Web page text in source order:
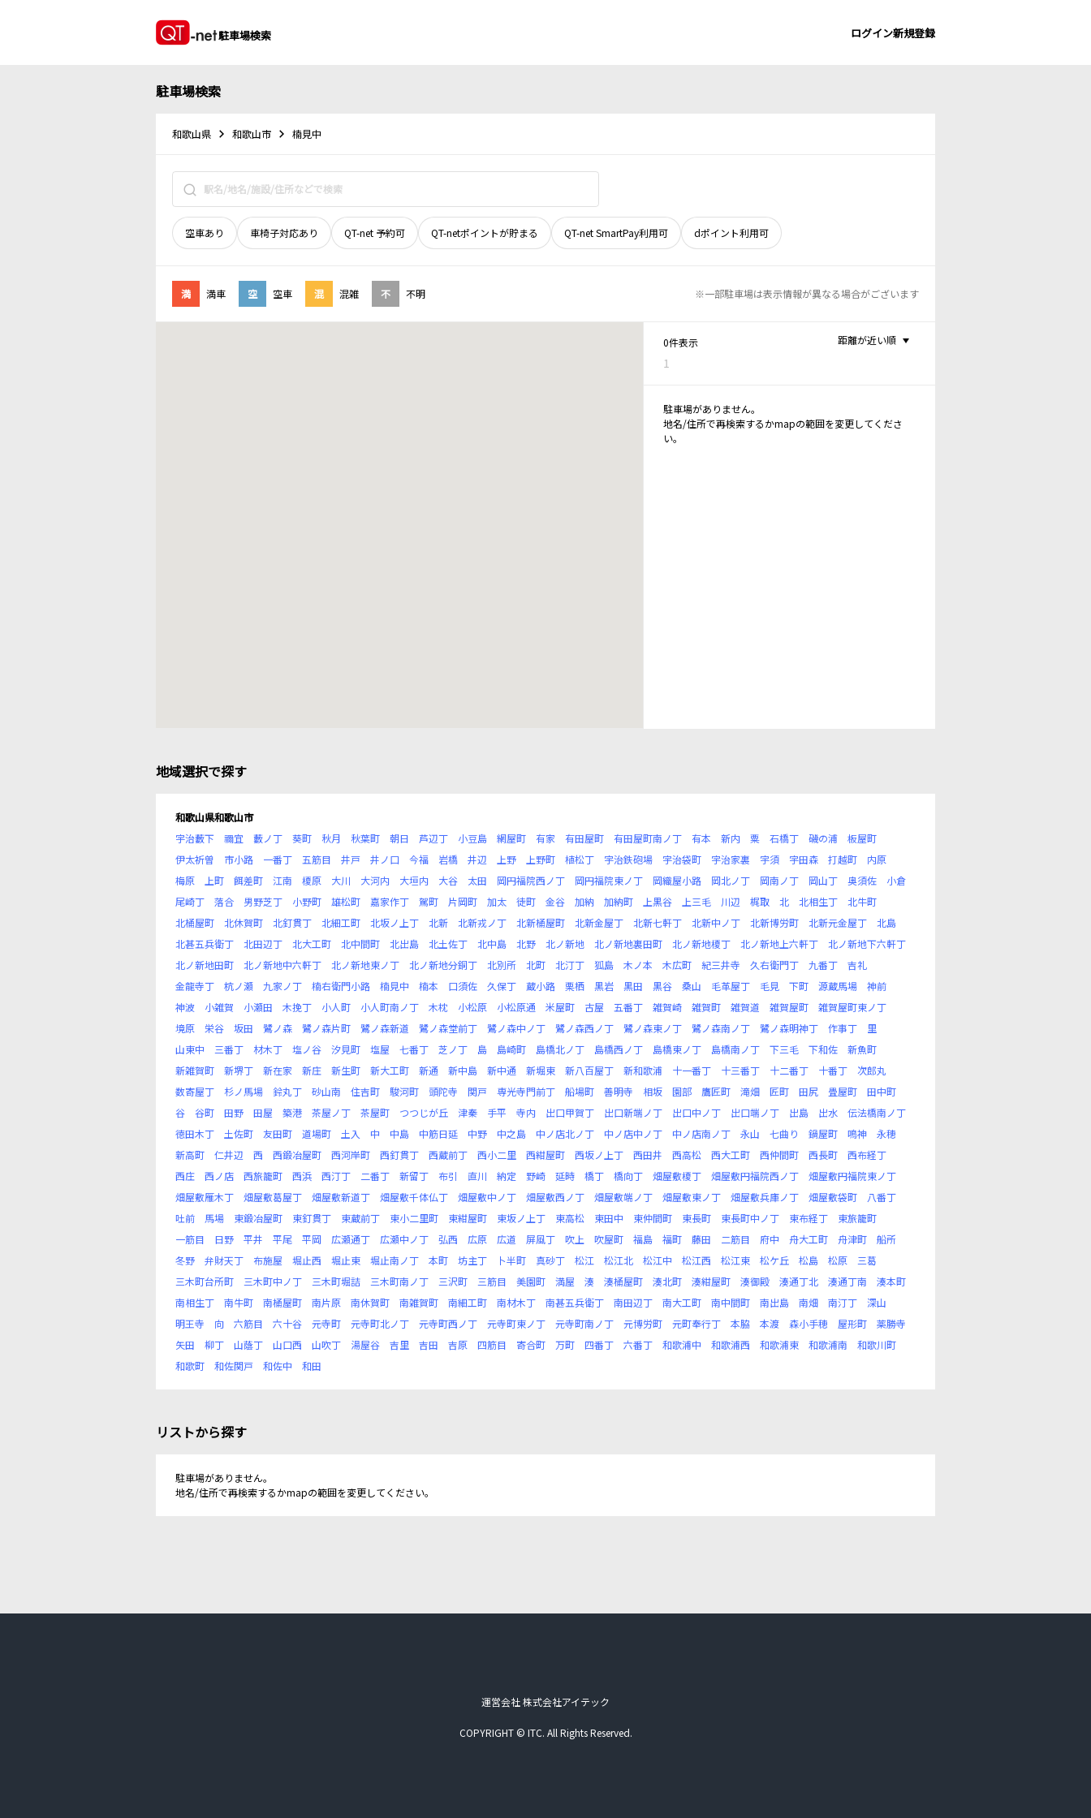
駐車場検索 ログイン新規登録
駐車場検索
和歌山県 和歌山市 楠見中
空車あり 車椅子対応あり QT-net 予約可 QT-netポイントが貯まる QT-net SmartPay利用可 dポイント利用可
満 満車 空 空車 混 混雑 不 不明 ※一部駐車場は表示情報が異なる場合がございます
0件表示
1
距離が近い順
駐車場がありません。
地名/住所で再検索するかmapの範囲を変更してくださ
い。
地域選択で探す
和歌山県和歌山市
宇治藪下
禰宜 藪ノ丁 葵町 秋月 秋葉町 朝日 芦辺丁 小豆島 網屋町 有家 有田屋町 有田屋町南ノ丁 有本 新内 粟 石橋丁 磯の浦
板屋町
伊太祈曽
市小路 一番丁 五筋目 井戸 井ノ口 今福 岩橋 井辺 上野 上野町 植松丁 宇治鉄砲場 宇治袋町 宇治家裏 宇須 宇田森 打越町
内原
梅原
上町 餌差町 江南 榎原 大川 大河内 大垣内 大谷 太田 岡円福院西ノ丁 岡円福院東ノ丁 岡織屋小路 岡北ノ丁 岡南ノ丁 岡山丁 奥須佐
小倉
尾崎丁
落合 男野芝丁 小野町 雄松町 嘉家作丁 駕町 片岡町 加太 徒町 金谷 加納 加納町 上黒谷 上三毛 川辺 梶取 北 北相生丁
北牛町
北桶屋町
北休賀町 北釘貫丁 北細工町 北坂ノ上丁 北新 北新戎ノ丁 北新桶屋町 北新金屋丁 北新七軒丁 北新中ノ丁 北新博労町 北新元金屋丁
北島
北甚五兵衛丁
北田辺丁 北大工町 北中間町 北出島 北土佐丁 北中島 北野 北ノ新地 北ノ新地裏田町 北ノ新地榎丁 北ノ新地上六軒丁
北ノ新地下六軒丁
北ノ新地田町
北ノ新地中六軒丁 北ノ新地東ノ丁 北ノ新地分銅丁 北別所 北町 北汀丁 狐島 木ノ本 木広町 紀三井寺 久右衛門丁 九番丁
吉礼
金龍寺丁
杭ノ瀬 九家ノ丁 楠右衛門小路 楠見中 楠本 口須佐 久保丁 蔵小路 栗栖 黒岩 黒田 黒谷 桑山 毛革屋丁 毛見 下町 源蔵馬場
神前
神波
小雑賀 小瀬田 木挽丁 小人町 小人町南ノ丁 木枕 小松原 小松原通 米屋町 古屋 五番丁 雑賀崎 雑賀町 雑賀道 雑賀屋町
雑賀屋町東ノ丁
境原
栄谷 坂田 鷺ノ森 鷺ノ森片町 鷺ノ森新道 鷺ノ森堂前丁 鷺ノ森中ノ丁 鷺ノ森西ノ丁 鷺ノ森東ノ丁 鷺ノ森南ノ丁 鷺ノ森明神丁 作事丁
里
山東中
三番丁 材木丁 塩ノ谷 汐見町 塩屋 七番丁 芝ノ丁 島 島崎町 島橋北ノ丁 島橋西ノ丁 島橋東ノ丁 島橋南ノ丁 下三毛 下和佐
新魚町
新雑賀町
新堺丁 新在家 新庄 新生町 新大工町 新通 新中島 新中通 新堀東 新八百屋丁 新和歌浦 十一番丁 十三番丁 十二番丁 十番丁
次郎丸
数寄屋丁
杉ノ馬場 鈴丸丁 砂山南 住吉町 駿河町 頭陀寺 関戸 専光寺門前丁 船場町 善明寺 相坂 園部 鷹匠町 滝畑 匠町 田尻 畳屋町
田中町
谷
谷町 田野 田屋 築港 茶屋ノ丁 茶屋町 つつじが丘 津秦 手平 寺内 出口甲賀丁 出口新端ノ丁 出口中ノ丁 出口端ノ丁 出島 出水
伝法橋南ノ丁
徳田木丁
土佐町 友田町 道場町 土入 中 中島 中筋日延 中野 中之島 中ノ店北ノ丁 中ノ店中ノ丁 中ノ店南ノ丁 永山 七曲り 鍋屋町 鳴神
永穂
新高町
仁井辺 西 西鍛冶屋町 西河岸町 西釘貫丁 西蔵前丁 西小二里 西紺屋町 西坂ノ上丁 西田井 西高松 西大工町 西仲間町 西長町
西布経丁
西庄
西ノ店 西旅籠町 西浜 西汀丁 二番丁 新留丁 布引 直川 納定 野崎 延時 橋丁 橋向丁 畑屋敷榎丁 畑屋敷円福院西ノ丁
畑屋敷円福院東ノ丁
畑屋敷雁木丁
畑屋敷葛屋丁 畑屋敷新道丁 畑屋敷千体仏丁 畑屋敷中ノ丁 畑屋敷西ノ丁 畑屋敷端ノ丁 畑屋敷東ノ丁 畑屋敷兵庫ノ丁 畑屋敷袋町
八番丁
吐前
馬場 東鍛冶屋町 東釘貫丁 東蔵前丁 東小二里町 東紺屋町 東坂ノ上丁 東高松 東田中 東仲間町 東長町 東長町中ノ丁 東布経丁
東旅籠町
一筋目
日野 平井 平尾 平岡 広瀬通丁 広瀬中ノ丁 弘西 広原 広道 屏風丁 吹上 吹屋町 福島 福町 藤田 二筋目 府中 舟大工町 舟津町
船所
冬野
弁財天丁 布施屋 堀止西 堀止東 堀止南ノ丁 本町 坊主丁 卜半町 真砂丁 松江 松江北 松江中 松江西 松江東 松ケ丘 松島 松原
三葛
三木町台所町
三木町中ノ丁 三木町堀詰 三木町南ノ丁 三沢町 三筋目 美園町 満屋 湊 湊桶屋町 湊北町 湊紺屋町 湊御殿 湊通丁北 湊通丁南
湊本町
南相生丁
南牛町 南桶屋町 南片原 南休賀町 南雑賀町 南細工町 南材木丁 南甚五兵衛丁 南田辺丁 南大工町 南中間町 南出島 南畑 南汀丁
深山
明王寺
向 六筋目 六十谷 元寺町 元寺町北ノ丁 元寺町西ノ丁 元寺町東ノ丁 元寺町南ノ丁 元博労町 元町奉行丁 本脇 本渡 森小手穂 屋形町
薬勝寺
矢田
柳丁 山蔭丁 山口西 山吹丁 湯屋谷 吉里 吉田 吉原 四筋目 寄合町 万町 四番丁 六番丁 和歌浦中 和歌浦西 和歌浦東 和歌浦南
和歌川町
和歌町
和佐関戸 和佐中 和田
リストから探す
駐車場がありません。
地名/住所で再検索するかmapの範囲を変更してください。
運営会社 株式会社アイテック
COPYRIGHT © ITC. All Rights Reserved.